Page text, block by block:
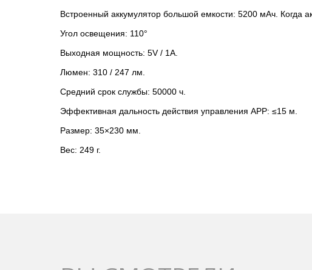
Встроенный аккумулятор большой емкости: 5200 мАч. Когда
Угол освещения: 110°
Выходная мощность: 5V / 1A.
Люмен: 310 / 247 лм.
Средний срок службы: 50000 ч.
Эффективная дальность действия управления APP: ≤15 м.
Размер: 35×230 мм.
Вес: 249 г.